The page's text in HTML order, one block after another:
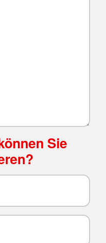
Sie